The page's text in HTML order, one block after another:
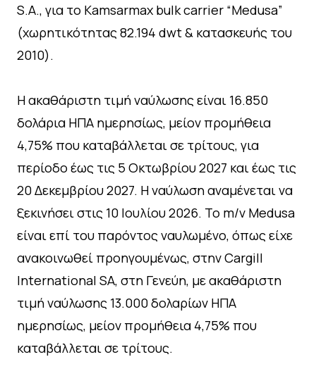
S.A., για το Kamsarmax bulk carrier “Medusa”
(χωρητικότητας 82.194 dwt & κατασκευής του
2010).
Η ακαθάριστη τιμή ναύλωσης είναι 16.850
δολάρια ΗΠΑ ημερησίως, μείον προμήθεια
4,75% που καταβάλλεται σε τρίτους, για
περίοδο έως τις 5 Οκτωβρίου 2027 και έως τις
20 Δεκεμβρίου 2027. Η ναύλωση αναμένεται να
ξεκινήσει στις 10 Ιουλίου 2026. Το m/v Medusa
είναι επί του παρόντος ναυλωμένο, όπως είχε
ανακοινωθεί προηγουμένως, στην Cargill
International SΑ, στη Γενεύη, με ακαθάριστη
τιμή ναύλωσης 13.000 δολαρίων ΗΠΑ
ημερησίως, μείον προμήθεια 4,75% που
καταβάλλεται σε τρίτους.